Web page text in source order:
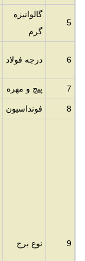
5
گالوانیزه
گرم
6 درجه فولاد
7 پیچ و مهره
8 فونداسیون
9 نوع برج